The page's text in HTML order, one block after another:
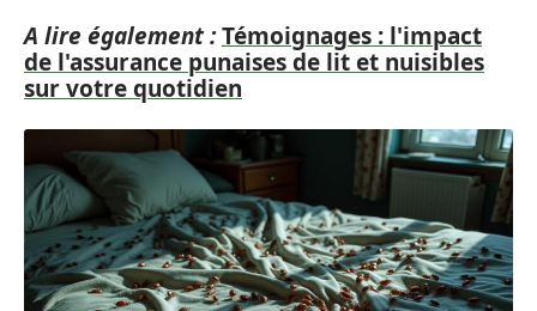
A lire également :Témoignages : l'impact
de l'assurance punaises de lit et nuisibles
sur votre quotidien